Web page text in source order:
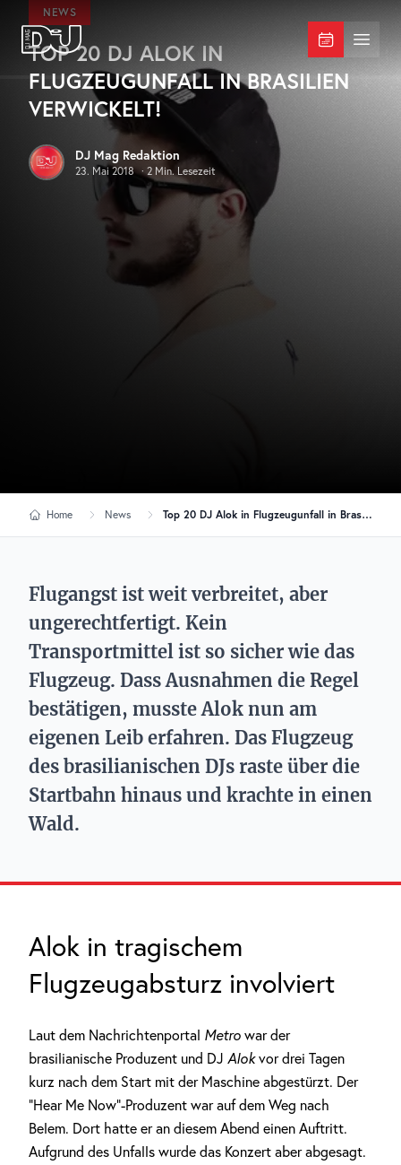
Zum Hauptinhalt springen
DJ Mag Germany Menü
NEWS
TOP 20 DJ ALOK IN
FLUGZEUGUNFALL IN BRASILIEN
VERWICKELT!
DJ Mag Redaktion
23. Mai 2018 · 2 Min. Lesezeit
Home News Top 20 DJ Alok in Flugzeugunfall in Brasilien verwickelt!
Flugangst ist weit verbreitet, aber
ungerechtfertigt. Kein
Transportmittel ist so sicher wie das
Flugzeug. Dass Ausnahmen die Regel
bestätigen, musste Alok nun am
eigenen Leib erfahren. Das Flugzeug
des brasilianischen DJs raste über die
Startbahn hinaus und krachte in einen
Wald.
Alok in tragischem
Flugzeugabsturz involviert
Laut dem Nachrichtenportal Metro war der
brasilianische Produzent und DJ Alokvor drei Tagen
kurz nach dem Start mit der Maschine abgestürzt. Der
“Hear Me Now“-Produzent war auf dem Weg nach
Belem. Dort hatte er an diesem Abend einen Auftritt.
Aufgrund des Unfalls wurde das Konzert aber abgesagt.